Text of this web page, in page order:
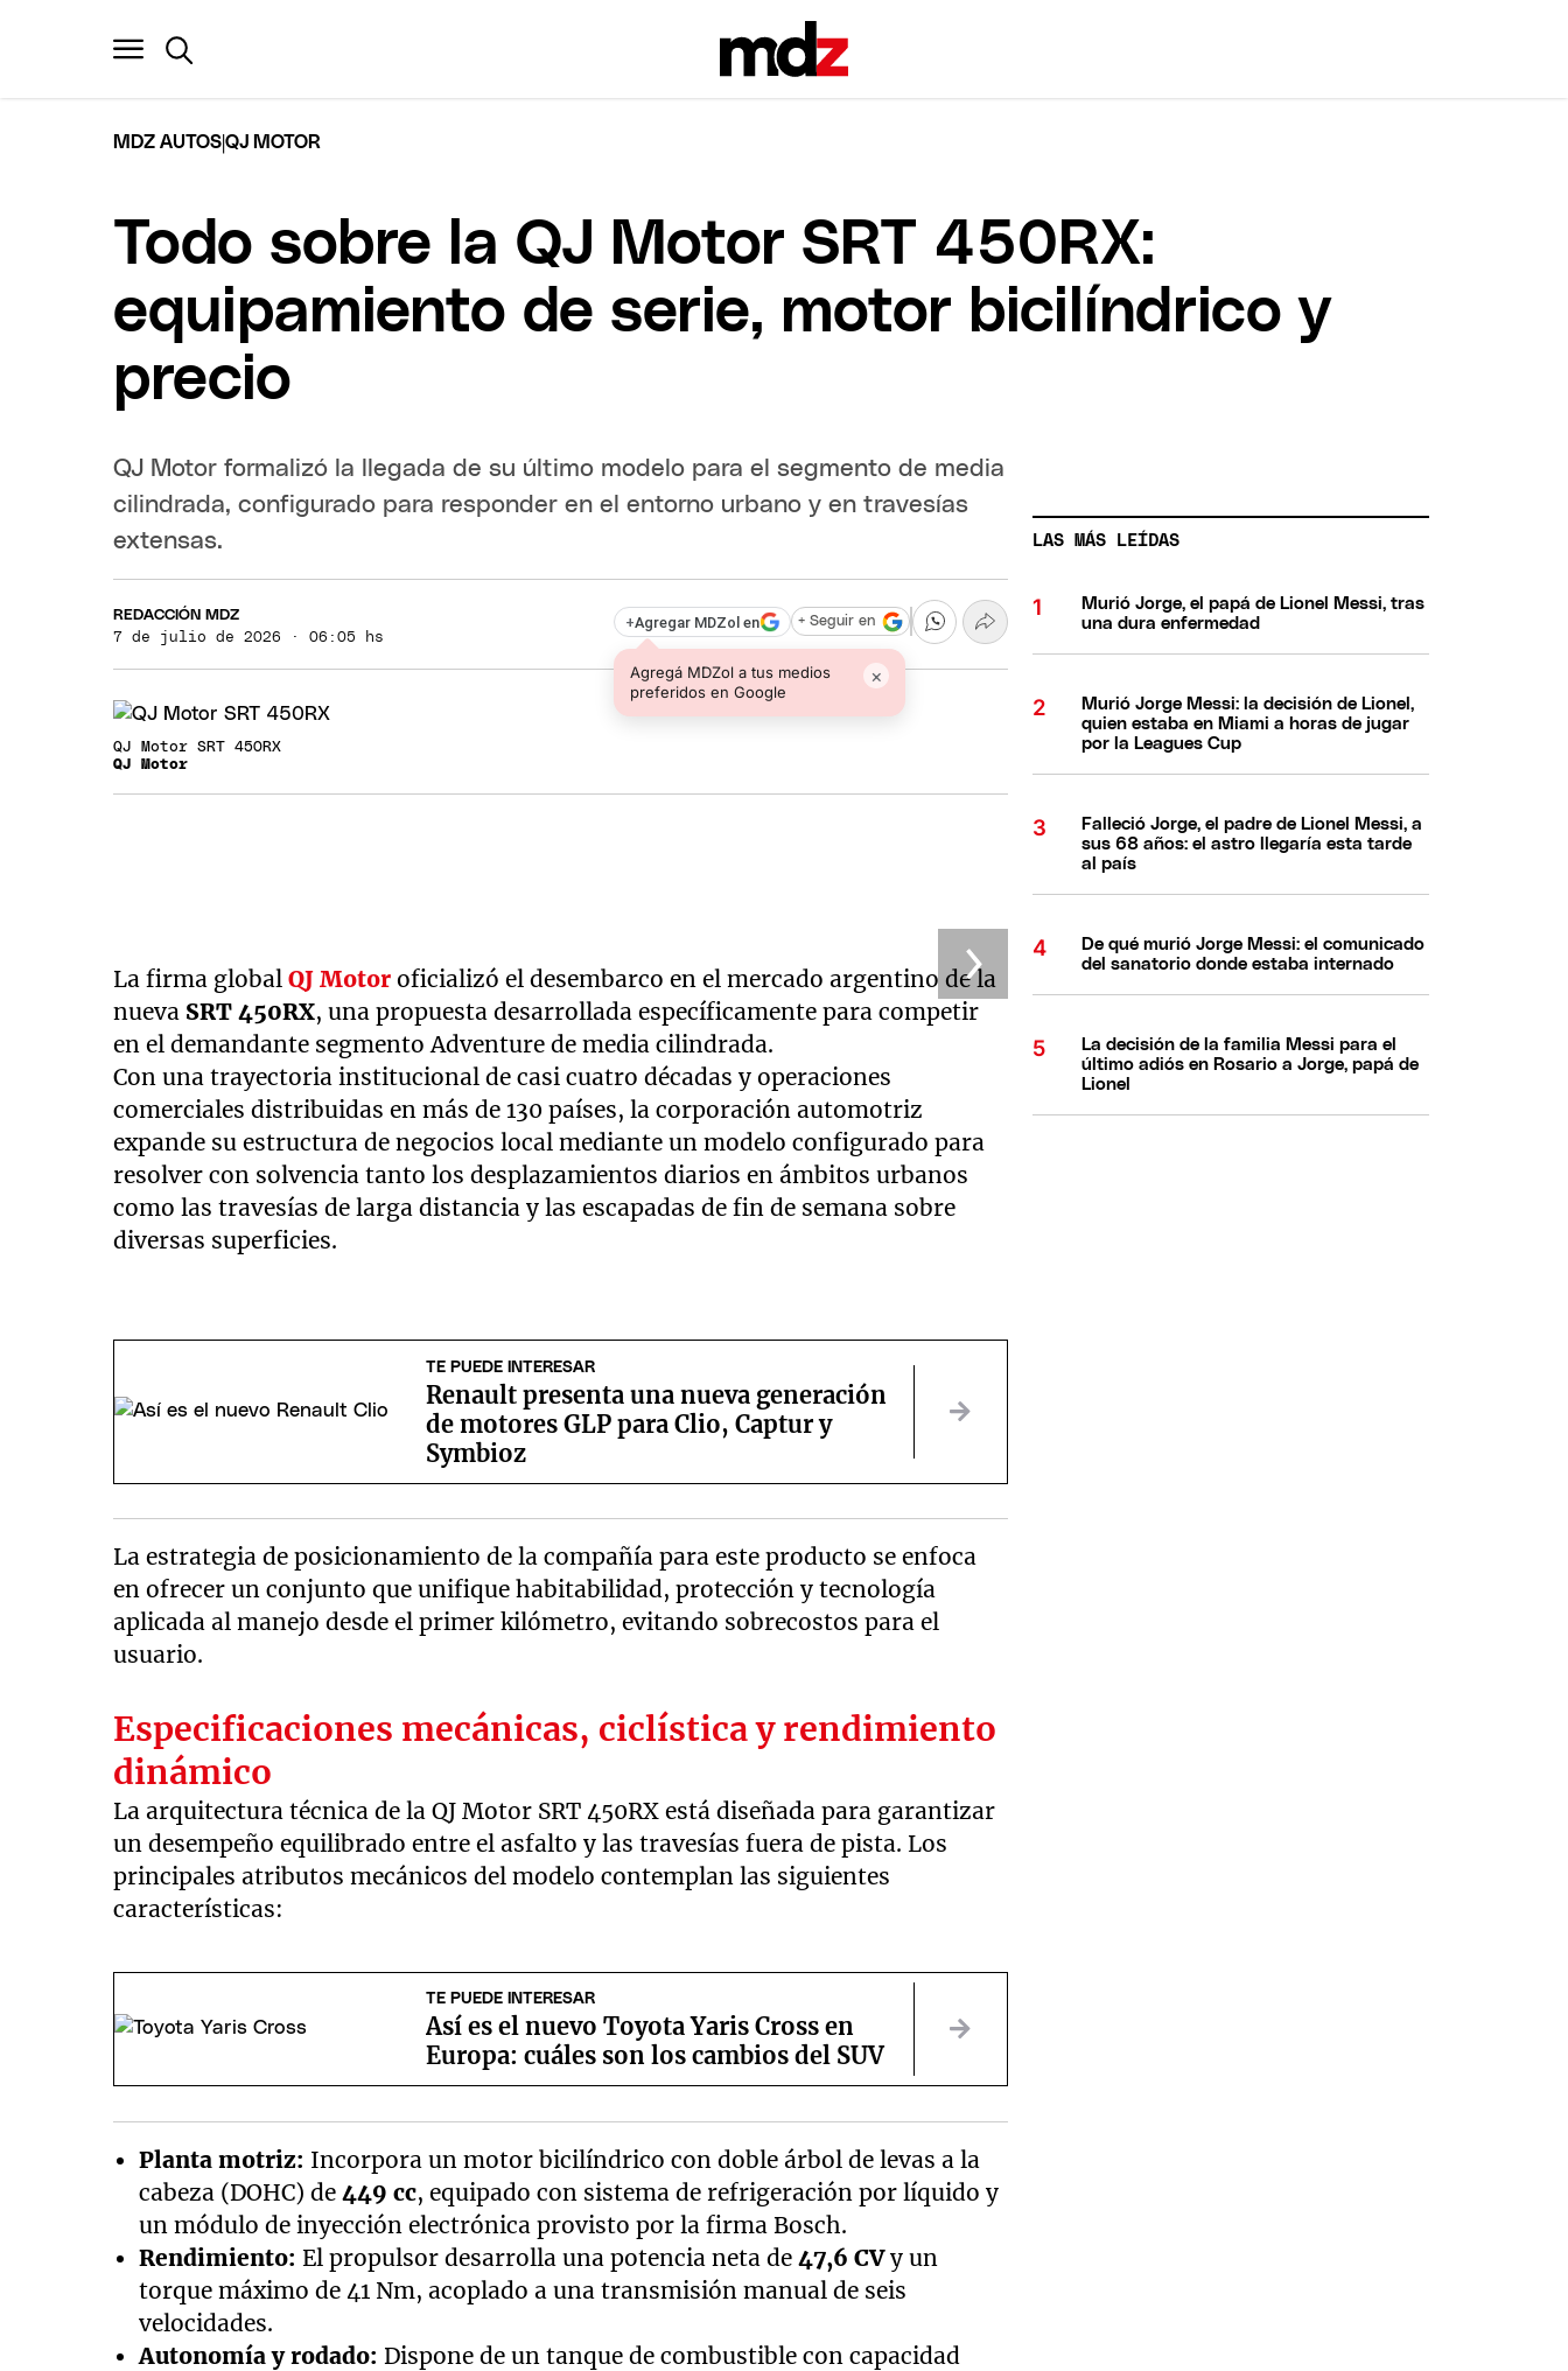
MDZ AUTOS|QJ MOTOR
Todo sobre la QJ Motor SRT 450RX:
equipamiento de serie, motor bicilíndrico y
precio
QJ Motor formalizó la llegada de su último modelo para el segmento de media
cilindrada, configurado para responder en el entorno urbano y en travesías
extensas.
REDACCIÓN MDZ
7 de julio de 2026 · 06:05 hs
+Agregar MDZol en
Agregá MDZol a tus medios
preferidos en Google
×
+ Seguir en
QJ Motor SRT 450RX
QJ Motor
La firma globalQJ Motor oficializó el desembarco en el mercado argentino de la
nueva SRT 450RX, una propuesta desarrollada específicamente para competir
en el demandante segmento Adventure de media cilindrada.
Con una trayectoria institucional de casi cuatro décadas y operaciones
comerciales distribuidas en más de 130 países, la corporación automotriz
expande su estructura de negocios local mediante un modelo configurado para
resolver con solvencia tanto los desplazamientos diarios en ámbitos urbanos
como las travesías de larga distancia y las escapadas de fin de semana sobre
diversas superficies.
TE PUEDE INTERESAR
Renault presenta una nueva generación
de motores GLP para Clio, Captur y
Symbioz
La estrategia de posicionamiento de la compañía para este producto se enfoca
en ofrecer un conjunto que unifique habitabilidad, protección y tecnología
aplicada al manejo desde el primer kilómetro, evitando sobrecostos para el
usuario.
Especificaciones mecánicas, ciclística y rendimiento
dinámico
La arquitectura técnica de la QJ Motor SRT 450RX está diseñada para garantizar
un desempeño equilibrado entre el asfalto y las travesías fuera de pista. Los
principales atributos mecánicos del modelo contemplan las siguientes
características:
TE PUEDE INTERESAR
Así es el nuevo Toyota Yaris Cross en
Europa: cuáles son los cambios del SUV
Planta motriz: Incorpora un motor bicilíndrico con doble árbol de levas a la
cabeza (DOHC) de 449 cc, equipado con sistema de refrigeración por líquido y
un módulo de inyección electrónica provisto por la firma Bosch.
Rendimiento: El propulsor desarrolla una potencia neta de 47,6 CVy un
torque máximo de 41 Nm, acoplado a una transmisión manual de seis
velocidades.
Autonomía y rodado: Dispone de un tanque de combustible con capacidad
LAS MÁS LEÍDAS
Murió Jorge, el papá de Lionel Messi, tras
una dura enfermedad
Murió Jorge Messi: la decisión de Lionel,
quien estaba en Miami a horas de jugar
por la Leagues Cup
Falleció Jorge, el padre de Lionel Messi, a
sus 68 años: el astro llegaría esta tarde
al país
De qué murió Jorge Messi: el comunicado
del sanatorio donde estaba internado
La decisión de la familia Messi para el
último adiós en Rosario a Jorge, papá de
Lionel